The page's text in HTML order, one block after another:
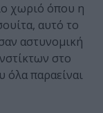
χωριό όπου η
αυτό το
αστυνομική
στο
όλα παραείναι